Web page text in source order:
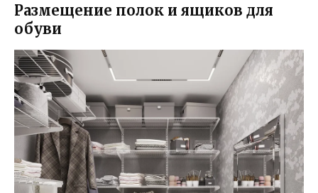
Размещение полок и ящиков для
обуви